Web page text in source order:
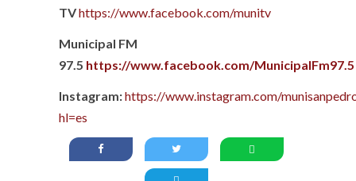
TVhttps://www.facebook.com/munitv
Municipal FM
97.5 https://www.facebook.com/MunicipalFm97.5
Instagram:https://www.instagram.com/
hl=es